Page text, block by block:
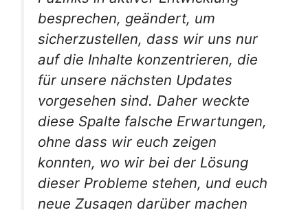
besprechen, geändert, um
sicherzustellen, dass wir uns nur
auf die Inhalte konzentrieren, die
für unsere nächsten Updates
vorgesehen sind. Daher weckte
diese Spalte falsche Erwartungen,
ohne dass wir euch zeigen
konnten, wo wir bei der Lösung
dieser Probleme stehen, und euch
neue Zusagen darüber machen